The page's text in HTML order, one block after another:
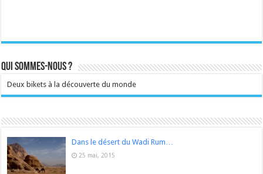
Qui sommes-nous ?
Deux bikets à la découverte du monde
Dans le désert du Wadi Rum…
25 mai, 2015